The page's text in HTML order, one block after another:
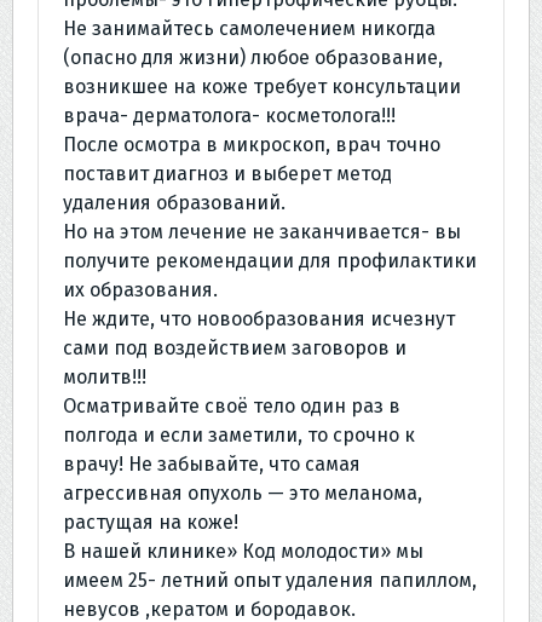
Не занимайтесь самолечением никогда
(опасно для жизни) любое образование,
возникшее на коже требует консультации
врача- дерматолога- косметолога!!!
После осмотра в микроскоп, врач точно
поставит диагноз и выберет метод
удаления образований.
Но на этом лечение не заканчивается- вы
получите рекомендации для профилактики
их образования.
Не ждите, что новообразования исчезнут
сами под воздействием заговоров и
молитв!!!
Осматривайте своё тело один раз в
полгода и если заметили, то срочно к
врачу! Не забывайте, что самая
агрессивная опухоль — это меланома,
растущая на коже!
В нашей клинике» Код молодости» мы
имеем 25- летний опыт удаления папиллом,
невусов ,кератом и бородавок.